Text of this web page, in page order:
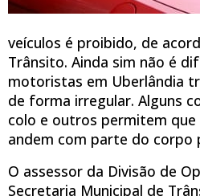
veículos é proibido, de
Trânsito. Ainda sim não é
motoristas em Uberlândia
de forma irregular. Alguns
colo e outros permitem
andem com parte do corpo
O assessor da Divisão de
Secretaria Municipal de